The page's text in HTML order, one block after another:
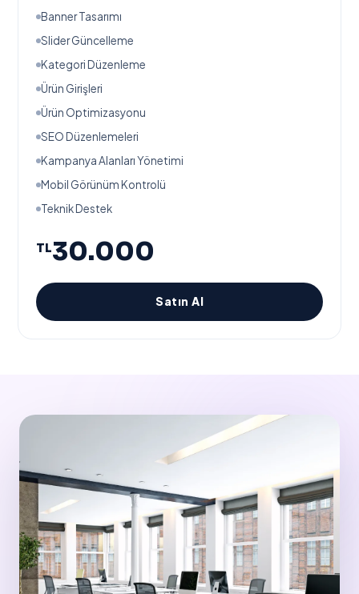
Banner Tasarımı
Slider Güncelleme
Kategori Düzenleme
Ürün Girişleri
Ürün Optimizasyonu
SEO Düzenlemeleri
Kampanya Alanları Yönetimi
Mobil Görünüm Kontrolü
Teknik Destek
TL30.000
Satın Al